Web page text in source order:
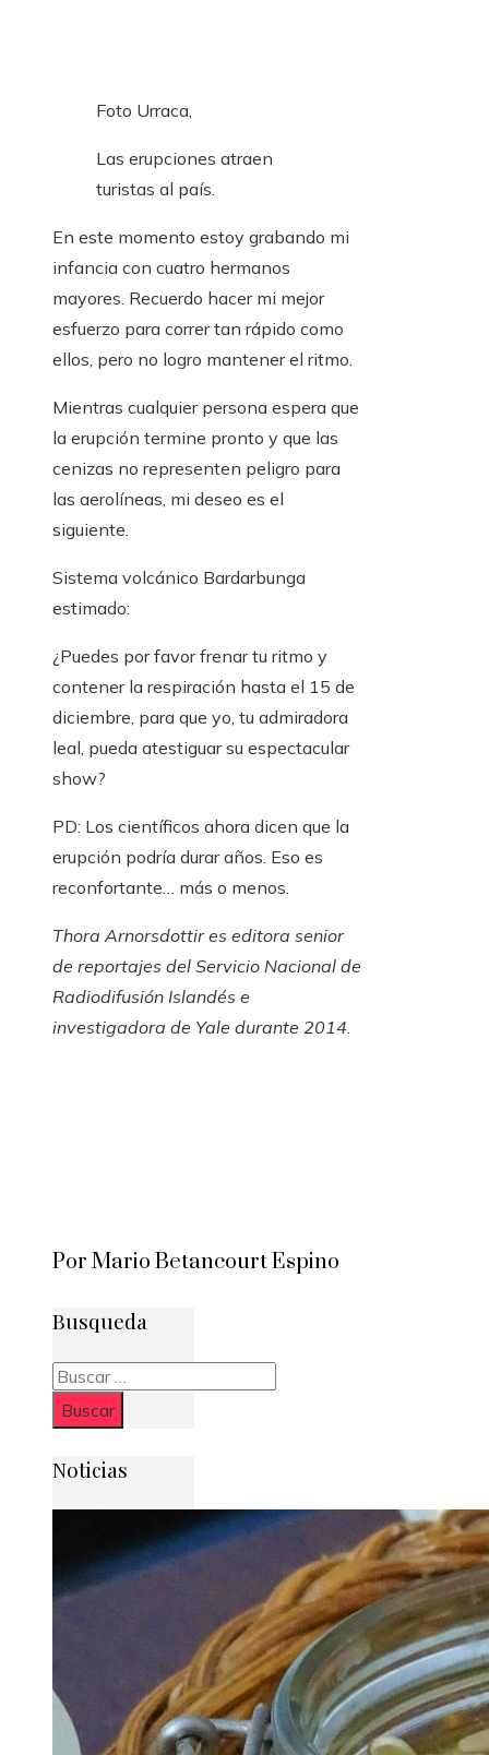
Foto Urraca,
Las erupciones atraen
turistas al país.
En este momento estoy grabando mi
infancia con cuatro hermanos
mayores. Recuerdo hacer mi mejor
esfuerzo para correr tan rápido como
ellos, pero no logro mantener el ritmo.
Mientras cualquier persona espera que
la erupción termine pronto y que las
cenizas no representen peligro para
las aerolíneas, mi deseo es el
siguiente.
Sistema volcánico Bardarbunga
estimado:
¿Puedes por favor frenar tu ritmo y
contener la respiración hasta el 15 de
diciembre, para que yo, tu admiradora
leal, pueda atestiguar su espectacular
show?
PD: Los científicos ahora dicen que la
erupción podría durar años. Eso es
reconfortante… más o menos.
Thora Arnorsdottir es editora senior
de reportajes del Servicio Nacional de
Radiodifusión Islandés e
investigadora de Yale durante 2014.
Por Mario Betancourt Espino
Busqueda
Buscar:
Noticias